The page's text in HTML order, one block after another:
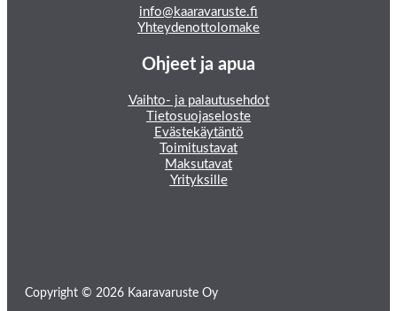
info@kaaravaruste.fi
Yhteydenottolomake
Ohjeet ja apua
Vaihto- ja palautusehdot
Tietosuojaseloste
Evästekäytäntö
Toimitustavat
Maksutavat
Yrityksille
Copyright © 2026 Kaaravaruste Oy